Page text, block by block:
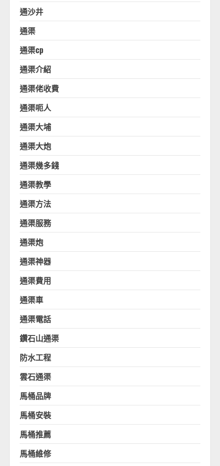
通沙井
通渠
通渠cp
通渠介紹
通渠佬收費
通渠呃人
通渠大埔
通渠大炮
通渠幾多錢
通渠教學
通渠方法
通渠服務
通渠炮
通渠神器
通渠費用
通渠車
通渠電話
鑽石山通渠
防水工程
雲石通渠
馬桶品牌
馬桶安裝
馬桶推薦
馬桶維修